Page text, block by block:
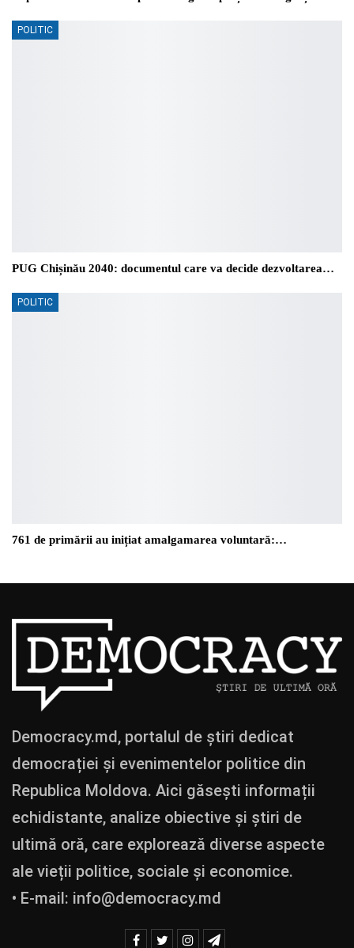
POLITIC
PUG Chișinău 2040: documentul care va decide dezvoltarea…
POLITIC
761 de primării au inițiat amalgamarea voluntară:…
Democracy.md, portalul de știri dedicat
democrației și evenimentelor politice din
Republica Moldova. Aici găsești informații
echidistante, analize obiective și știri de
ultimă oră, care explorează diverse aspecte
ale vieții politice, sociale și economice.
• E-mail: info@democracy.md